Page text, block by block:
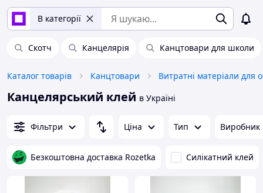
В категорії
Скотч Канцелярія Канцтовари для школи
Каталог товарів Канцтовари Витратні матеріали для
Канцелярський клей в Україні
Фільтри Ціна Тип Виробник
Безкоштовна доставка Rozetka Силікатний клей